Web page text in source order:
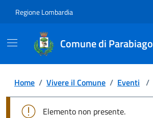
Regione Lombardia
Comune di Parabiago
Home / Vivere il Comune / Eventi /
Elemento non presente.